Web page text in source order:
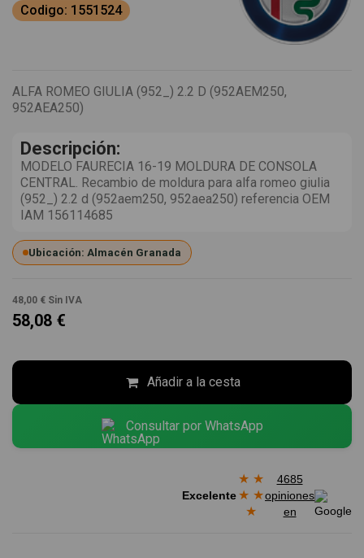
Codigo: 1551524
ALFA ROMEO GIULIA (952_) 2.2 D (952AEM250,
952AEA250)
Descripción:
MODELO FAURECIA 16-19 MOLDURA DE CONSOLA
CENTRAL. Recambio de moldura para alfa romeo giulia
(952_) 2.2 d (952aem250, 952aea250) referencia OEM
IAM 156114685
Ubicación: Almacén Granada
48,00 € Sin IVA
58,08 €
Añadir a la cesta
Consultar por WhatsApp
Excelente
★ ★
★ ★
★
4685
opiniones
en